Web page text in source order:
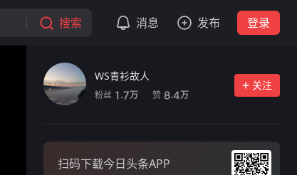
搜索 消息 发布 登录
WS青衫故人
粉丝 1.7万 赞 8.4万
关注
扫码下载今日头条APP